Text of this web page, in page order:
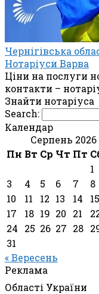
Чернігівська
Нотаріуси Варва
Ціни на послуги
контакти –
Знайти нотаріуса
Search:
Календар
Серпень 2026
Пн Вт Ср Чт Пт
1
3
4 5 6 7 8
10
11 12 13 14 15
17
18 19 20 21
24
25 26 27 28
31
« Вересень
Реклама
Області України